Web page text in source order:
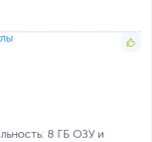
cканер отпечатка пальца
8 ГБ ОЗУ и